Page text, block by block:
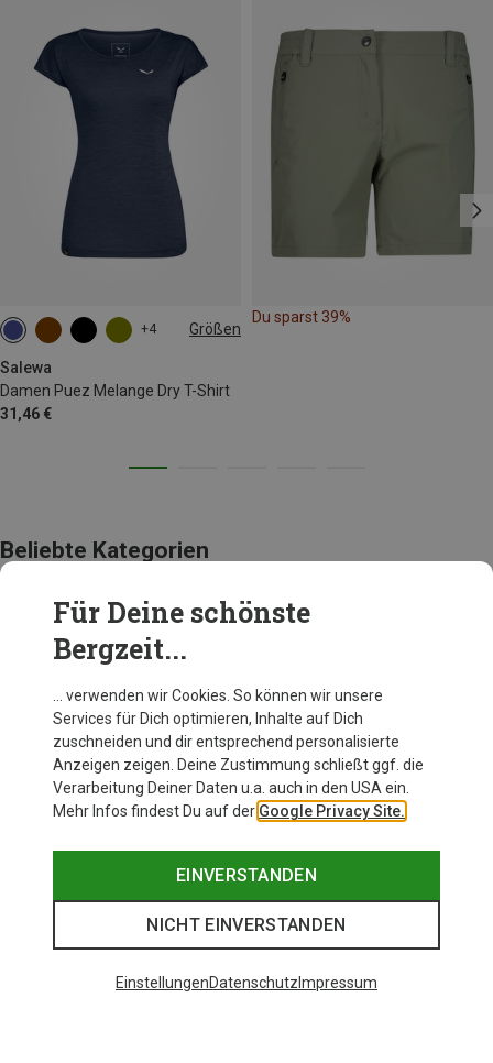
+4 Größen
Salewa
Damen Puez Melange Dry T-Shirt
31,46 €
M L XL XXL
Du sparst 39%
Beliebte Kategorien
AUSRÜSTUNG
Für Deine schönste
Bergzeit...
… verwenden wir Cookies. So können wir unsere
Services für Dich optimieren, Inhalte auf Dich
zuschneiden und dir entsprechend personalisierte
Anzeigen zeigen. Deine Zustimmung schließt ggf. die
Verarbeitung Deiner Daten u.a. auch in den USA ein.
Mehr Infos findest Du auf der Google Privacy Site.
EINVERSTANDEN
NICHT EINVERSTANDEN
EinstellungenDatenschutz Impressum